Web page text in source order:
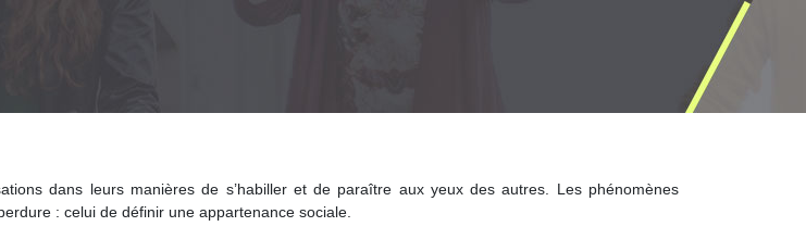
dans leurs manières de s’habiller et de paraître aux yeux des autres. Les phénomènes
: celui de définir une appartenance sociale.